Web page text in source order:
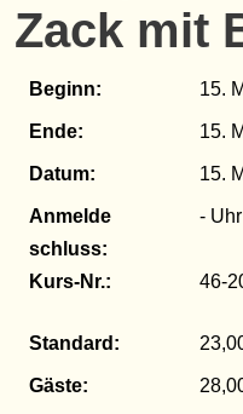
Zack mit
Beginn: 15.
Ende: 15.
Datum: 15.
Anmelde​
schluss:
-
Kurs-Nr.: 46-
Standard:
Gäste: